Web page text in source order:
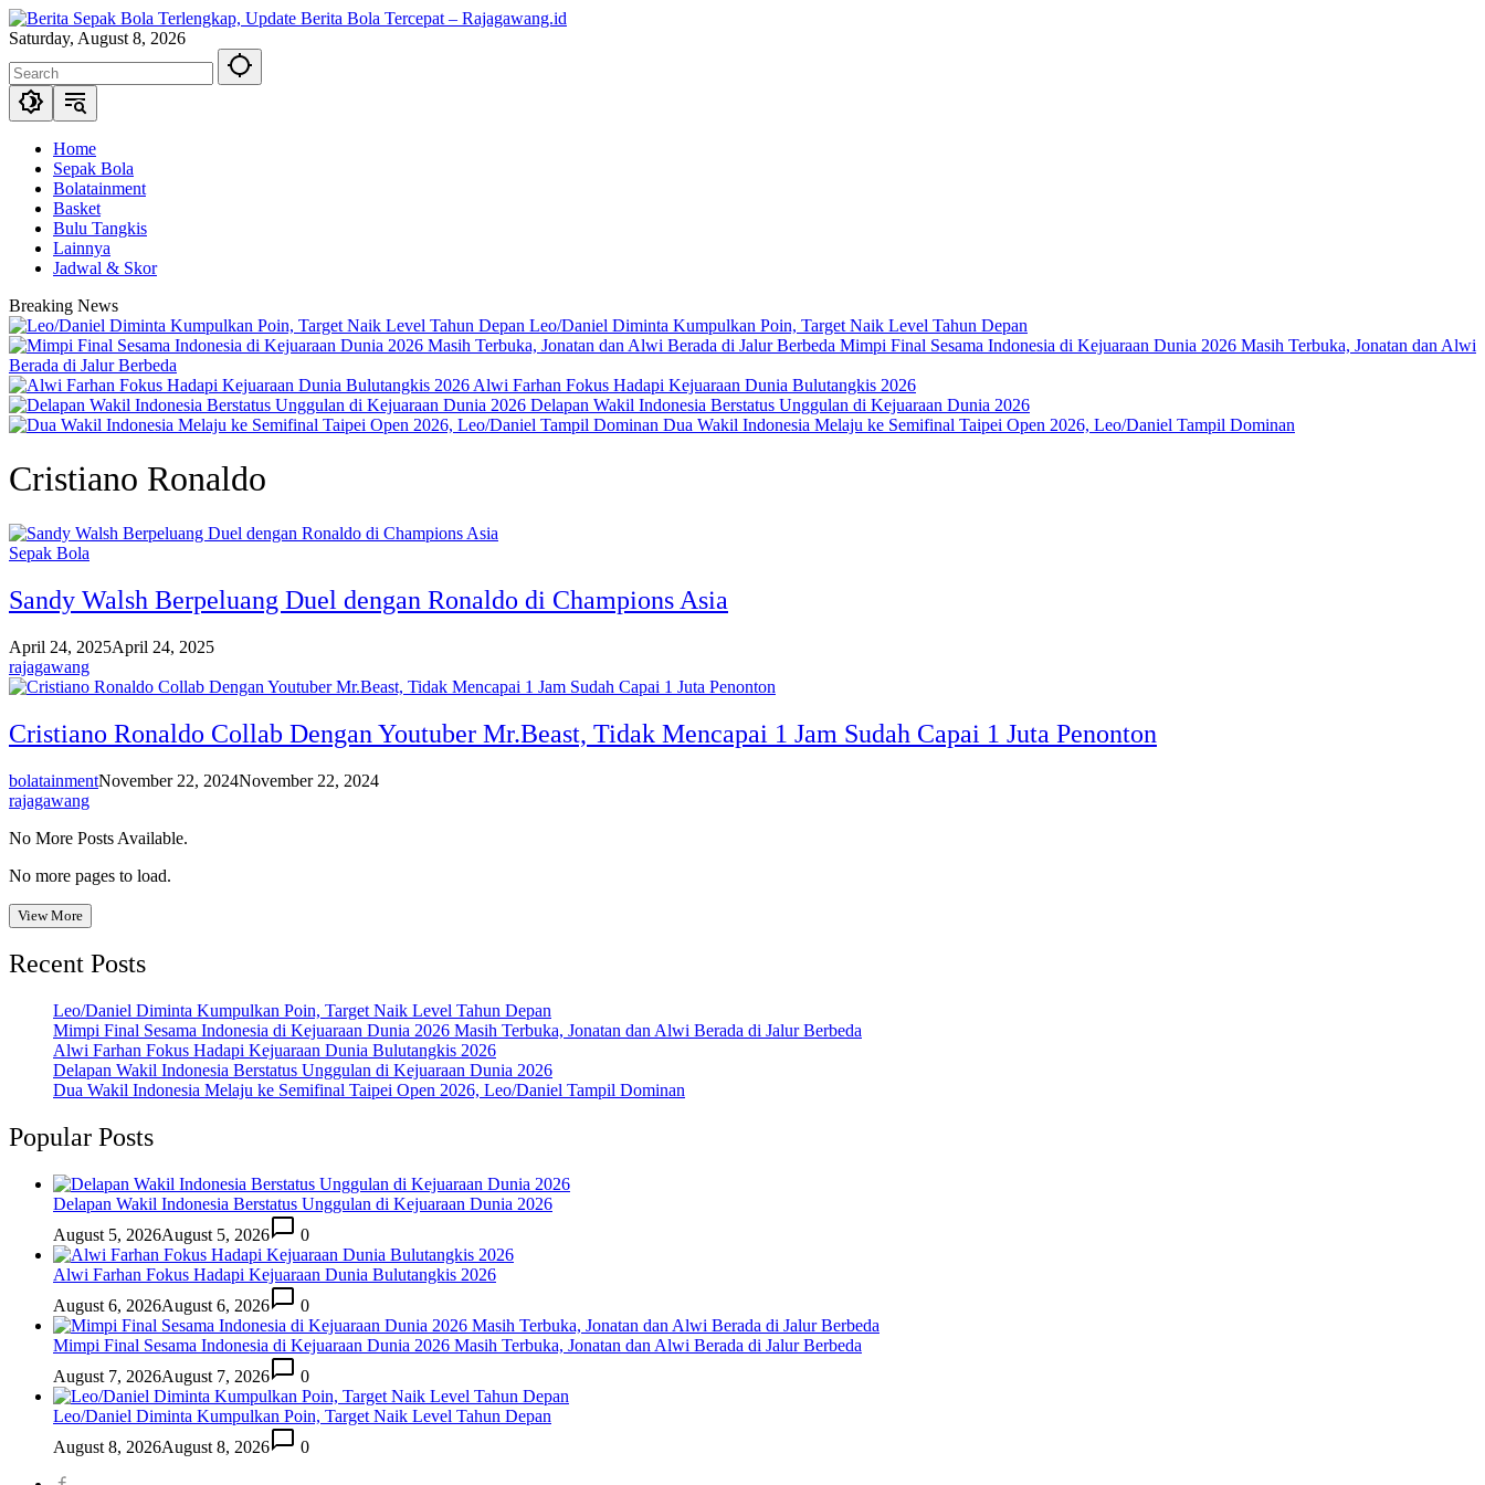
Skip
to
Saturday, August 8, 2026
Home
Sepak Bola
Bolatainment
Basket
Bulu Tangkis
Lainnya
Jadwal & Skor
Breaking News
Leo/Daniel Diminta Kumpulkan Poin, Target Naik Level Tahun Depan
Mimpi Final Sesama Indonesia di Kejuaraan Dunia 2026 Masih Terbuka, Jonatan dan Alwi
Berada di Jalur Berbeda
Alwi Farhan Fokus Hadapi Kejuaraan Dunia Bulutangkis 2026
Delapan Wakil Indonesia Berstatus Unggulan di Kejuaraan Dunia 2026
Dua Wakil Indonesia Melaju ke Semifinal Taipei Open 2026, Leo/Daniel Tampil Dominan
Cristiano Ronaldo
Sepak Bola
Sandy Walsh Berpeluang Duel dengan Ronaldo di Champions Asia
April 24, 2025April 24, 2025
rajagawang
Cristiano Ronaldo Collab Dengan Youtuber Mr.Beast, Tidak Mencapai 1 Jam Sudah Capai 1 Juta Penonton
bolatainmentNovember 22, 2024November 22, 2024
rajagawang
No More Posts Available.
No more pages to load.
View More
Recent Posts
Leo/Daniel Diminta Kumpulkan Poin, Target Naik Level Tahun Depan
Mimpi Final Sesama Indonesia di Kejuaraan Dunia 2026 Masih Terbuka, Jonatan dan Alwi Berada di Jalur Berbeda
Alwi Farhan Fokus Hadapi Kejuaraan Dunia Bulutangkis 2026
Delapan Wakil Indonesia Berstatus Unggulan di Kejuaraan Dunia 2026
Dua Wakil Indonesia Melaju ke Semifinal Taipei Open 2026, Leo/Daniel Tampil Dominan
Popular Posts
Delapan Wakil Indonesia Berstatus Unggulan di Kejuaraan Dunia 2026
August 5, 2026August 5, 2026 0
Alwi Farhan Fokus Hadapi Kejuaraan Dunia Bulutangkis 2026
August 6, 2026August 6, 2026 0
Mimpi Final Sesama Indonesia di Kejuaraan Dunia 2026 Masih Terbuka, Jonatan dan Alwi Berada di Jalur Berbeda
August 7, 2026August 7, 2026 0
Leo/Daniel Diminta Kumpulkan Poin, Target Naik Level Tahun Depan
August 8, 2026August 8, 2026 0